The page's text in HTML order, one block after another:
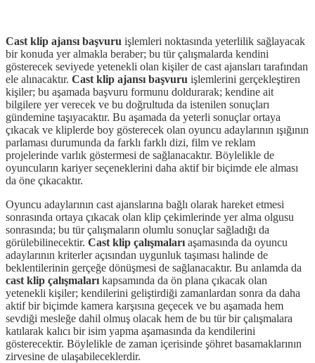
Cast klip ajansı başvuru işlemleri noktasında yeterlilik sağlayacak
bir konuda yer almakla beraber; bu tür çalışmalarda kendini
gösterecek seviyede yetenekli olan kişiler de cast ajansları tarafından
ele alınacaktır. Cast klip ajansı başvuru işlemlerini gerçekleştiren
kişiler; bu aşamada başvuru formunu doldurarak; kendine ait
bilgilere yer verecek ve bu doğrultuda da istenilen sonuçları
gündemine taşıyacaktır. Bu aşamada da yeterli sonuçlar ortaya
çıkacak ve kliplerde boy gösterecek olan oyuncu adaylarının ışığının
parlaması durumunda da farklı farklı dizi, film ve reklam
projelerinde varlık göstermesi de sağlanacaktır. Böylelikle de
oyuncuların kariyer seçeneklerini daha aktif bir biçimde ele alması
da öne çıkacaktır.
Oyuncu adaylarının cast ajanslarına bağlı olarak hareket etmesi
sonrasında ortaya çıkacak olan klip çekimlerinde yer alma olgusu
sonrasında; bu tür çalışmaların olumlu sonuçlar sağladığı da
görülebilinecektir. Cast klip çalışmaları aşamasında da oyuncu
adaylarının kriterler açısından uygunluk taşıması halinde de
beklentilerinin gerçeğe dönüşmesi de sağlanacaktır. Bu anlamda da
cast klip çalışmaları kapsamında da ön plana çıkacak olan
yetenekli kişiler; kendilerini geliştirdiği zamanlardan sonra da daha
aktif bir biçimde kamera karşısına geçecek ve bu aşamada hem
sevdiği mesleğe dahil olmuş olacak hem de bu tür bir çalışmalara
katılarak kalıcı bir isim yapma aşamasında da kendilerini
gösterecektir. Böylelikle de zaman içerisinde şöhret basamaklarının
zirvesine de ulaşabileceklerdir.